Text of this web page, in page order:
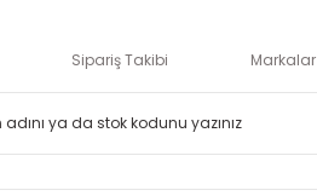
Sipariş Takibi Markalar